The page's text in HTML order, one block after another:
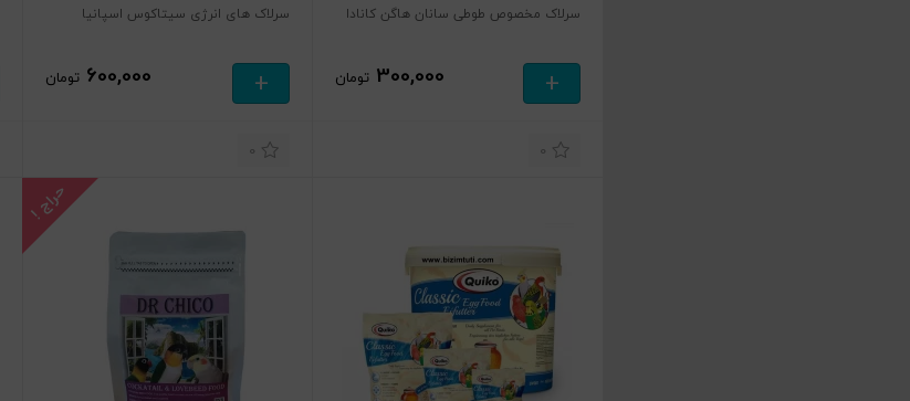
سرلاک مخصوص طوطی سانان هاگن کانادا
0
300,000 تومان +
سرلاک های انرژی سیتاکوس اسپانیا
0
600,000 تومان +
حراج !